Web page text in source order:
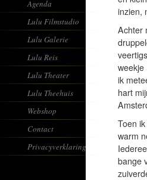
Agenda
Lulu Filmstudio
Lulu Galerie
Lulu Reis
Lulu Theater
Lulu Theehuis
Webshop
Contact
Privacyverklaring
inzien,
Achter
weekje
ik
hart
Toen
warm
bange